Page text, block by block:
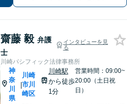
ーの方も多数。「こんなことで」と思
齋藤 毅 弁護
士
インタビューを見
る
川崎パシフィック法律事務所
神
奈
川
県
|
川崎
市川
崎区
川崎駅
から徒歩
1分
営業時間：09:00~
20:00（土日祝
日）